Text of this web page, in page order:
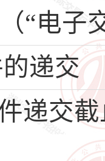
“电子
递交
递交